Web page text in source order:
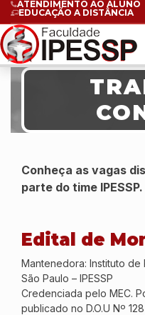
ATENDIMENTO AO ALUNO
EDUCAÇÃO A DISTÂNCIA
Conheça as vagas
parte do time IPESSP.
Edital de
Mantenedora: Instituto de
São Paulo – IPESSP
Credenciada pelo MEC.
publicado no D.O.U Nº